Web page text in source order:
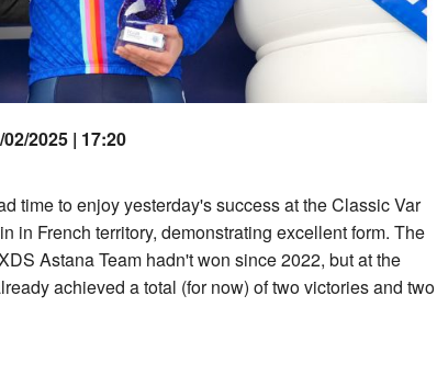
02/2025 | 17:20
time to enjoy yesterday's success at the Classic Var
in French territory, demonstrating excellent form. The
Astana Team hadn't won since 2022, but at the
achieved a total (for now) of two victories and two